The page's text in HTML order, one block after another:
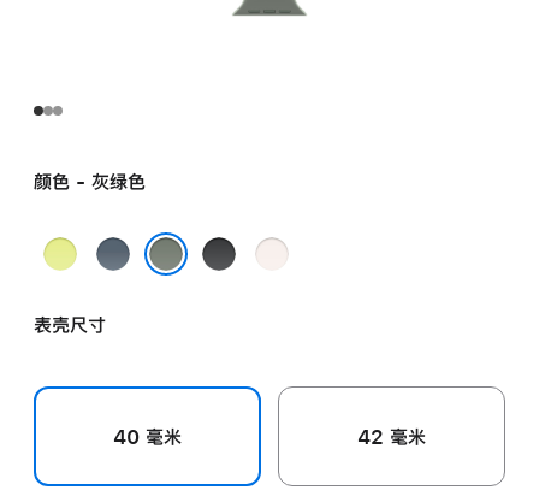
颜色 - 灰绿色
霓
黄
铁
蓝
黑
淡
表壳尺寸
40 毫米 42 毫米